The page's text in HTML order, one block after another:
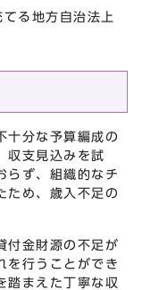
る地方自治法上
十分な予算編成の
収支見込みを試
らず、組織的なチ
ため、歳入不足の
付金財源の不足が
を行うことができ
踏まえた丁寧な収